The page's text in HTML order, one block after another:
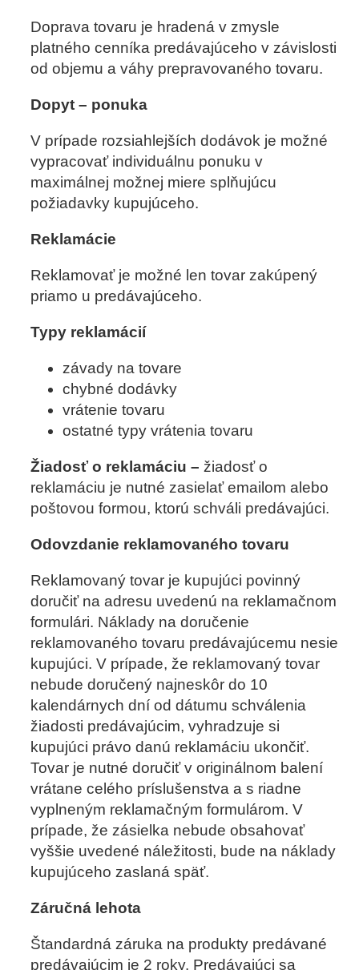
Doprava tovaru je hradená v zmysle
platného cenníka predávajúceho v závislosti
od objemu a váhy prepravovaného tovaru.
Dopyt – ponuka
V prípade rozsiahlejších dodávok je možné
vypracovať individuálnu ponuku v
maximálnej možnej miere splňujúcu
požiadavky kupujúceho.
Reklamácie
Reklamovať je možné len tovar zakúpený
priamo u predávajúceho.
Typy reklamácií
závady na tovare
chybné dodávky
vrátenie tovaru
ostatné typy vrátenia tovaru
Žiadosť o reklamáciu – žiadosť o
reklamáciu je nutné zasielať emailom alebo
poštovou formou, ktorú schváli predávajúci.
Odovzdanie reklamovaného tovaru
Reklamovaný tovar je kupujúci povinný
doručiť na adresu uvedenú na reklamačnom
formulári. Náklady na doručenie
reklamovaného tovaru predávajúcemu nesie
kupujúci. V prípade, že reklamovaný tovar
nebude doručený najneskôr do 10
kalendárnych dní od dátumu schválenia
žiadosti predávajúcim, vyhradzuje si
kupujúci právo danú reklamáciu ukončiť.
Tovar je nutné doručiť v originálnom balení
vrátane celého príslušenstva a s riadne
vyplneným reklamačným formulárom. V
prípade, že zásielka nebude obsahovať
vyššie uvedené náležitosti, bude na náklady
kupujúceho zaslaná späť.
Záručná lehota
Štandardná záruka na produkty predávané
predávajúcim je 2 roky. Predávajúci sa